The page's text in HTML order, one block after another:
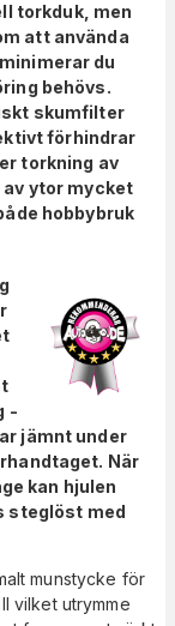
torkduk, men
att använda
du
behövs.
skumfilter
förhindrar
torkning av
ytor mycket
hobbybruk
-
jämnt under
När
kan hjulen
steglöst med
munstycke för
vilket utrymme